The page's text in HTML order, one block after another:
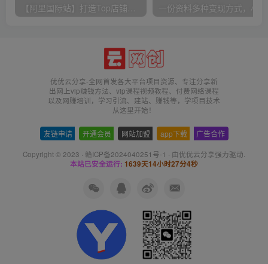
优优云分享-全网首发各大平台项目资源、专注分享新
出网上vip赚钱方法、vip课程视频教程、付费网络课程
以及网赚培训，学习引流、建站、赚钱等，学项目技术
从这里开始！
友链申请 开通会员 网站加盟 app下载 广告合作
Copyright © 2023 · 赣ICP备2024040251号-1 · 由优优云分享强力驱动.
本站已安全运行: 1639天14小时27分4秒